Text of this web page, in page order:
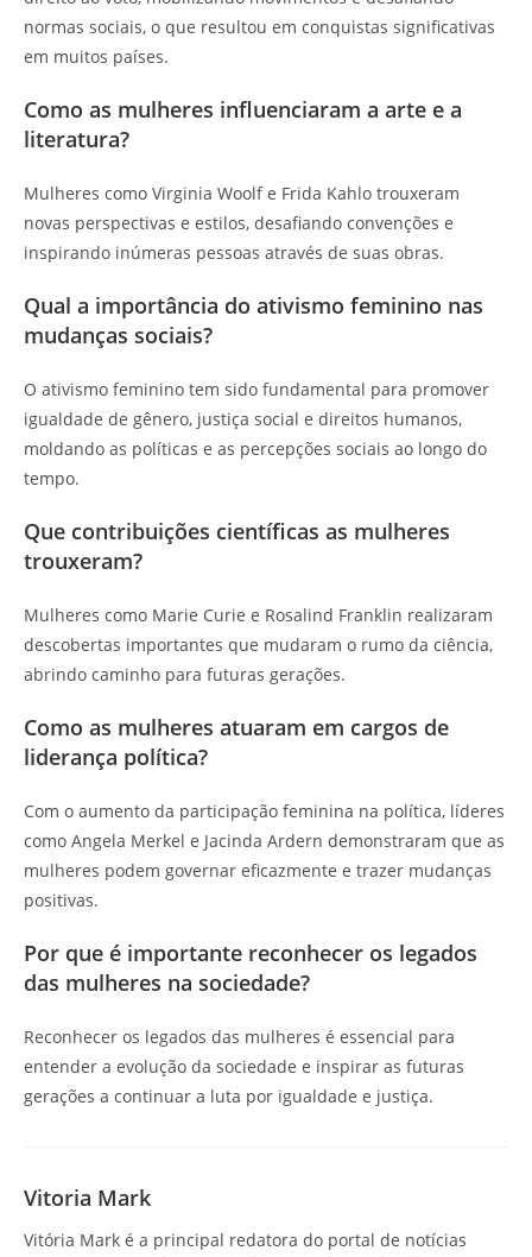
normas sociais, o que resultou em conquistas significativas
em muitos países.
Como as mulheres influenciaram a arte e a
literatura?
Mulheres como Virginia Woolf e Frida Kahlo trouxeram
novas perspectivas e estilos, desafiando convenções e
inspirando inúmeras pessoas através de suas obras.
Qual a importância do ativismo feminino nas
mudanças sociais?
O ativismo feminino tem sido fundamental para promover
igualdade de gênero, justiça social e direitos humanos,
moldando as políticas e as percepções sociais ao longo do
tempo.
Que contribuições científicas as mulheres
trouxeram?
Mulheres como Marie Curie e Rosalind Franklin realizaram
descobertas importantes que mudaram o rumo da ciência,
abrindo caminho para futuras gerações.
Como as mulheres atuaram em cargos de
liderança política?
Com o aumento da participação feminina na política, líderes
como Angela Merkel e Jacinda Ardern demonstraram que as
mulheres podem governar eficazmente e trazer mudanças
positivas.
Por que é importante reconhecer os legados
das mulheres na sociedade?
Reconhecer os legados das mulheres é essencial para
entender a evolução da sociedade e inspirar as futuras
gerações a continuar a luta por igualdade e justiça.
Vitoria Mark
Vitória Mark é a principal redatora do portal de notícias